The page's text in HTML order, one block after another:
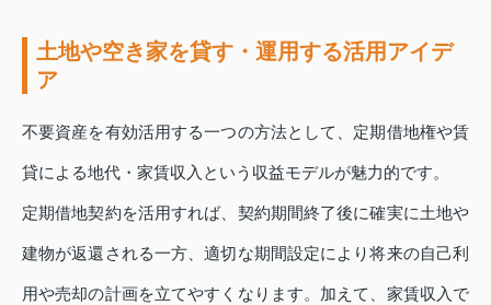
土地や空き家を貸す・運用する活用アイデ
ア
不要資産を有効活用する一つの方法として、定期借地権や賃
貸による地代・家賃収入という収益モデルが魅力的です。
定期借地契約を活用すれば、契約期間終了後に確実に土地や
建物が返還される一方、適切な期間設定により将来の自己利
用や売却の計画を立てやすくなります。加えて、家賃収入で